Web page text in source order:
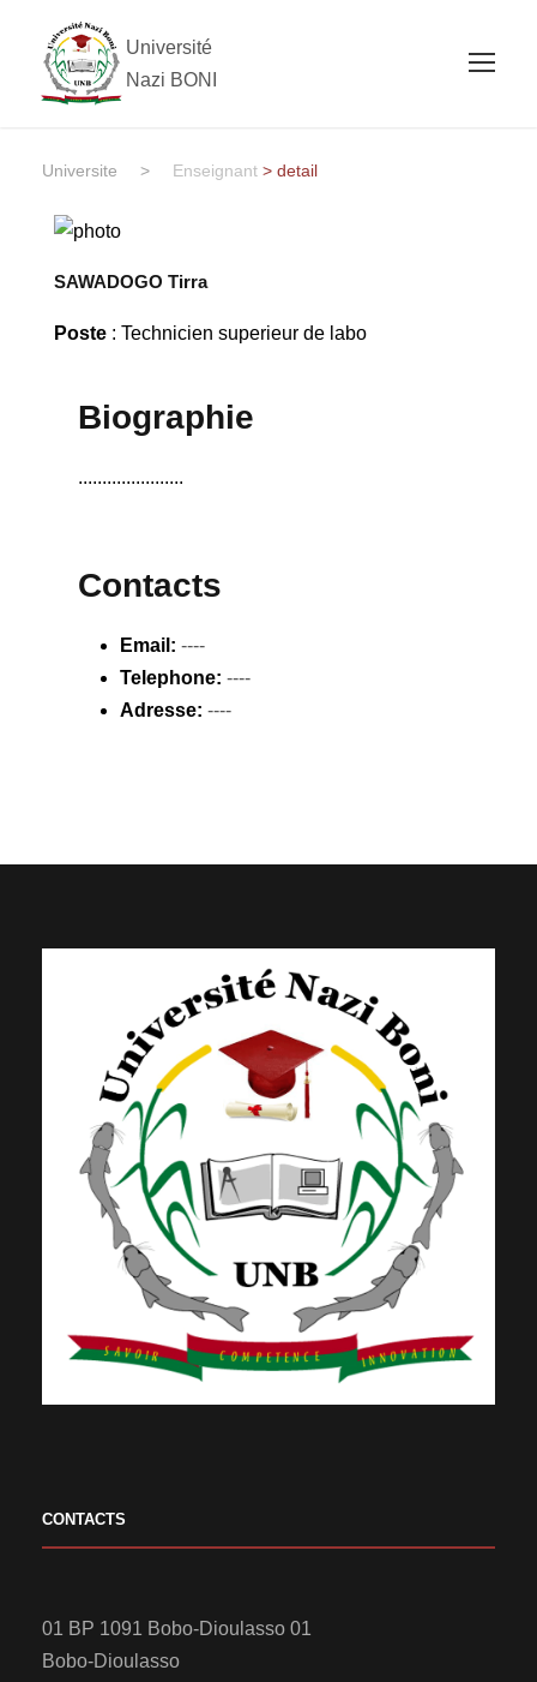
Université
Nazi BONI
Universite > Enseignant > detail
SAWADOGO Tirra
Poste: Technicien superieur de labo
Biographie
......................
Contacts
Email: ----
Telephone: ----
Adresse: ----
CONTACTS
01 BP 1091 Bobo-Dioulasso 01
Bobo-Dioulasso